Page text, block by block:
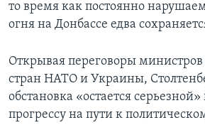
то время как постоянно
огня на Донбассе едва
Открывая переговоры
стран НАТО и Украины,
обстановка «остается серьезной»
прогрессу на пути к